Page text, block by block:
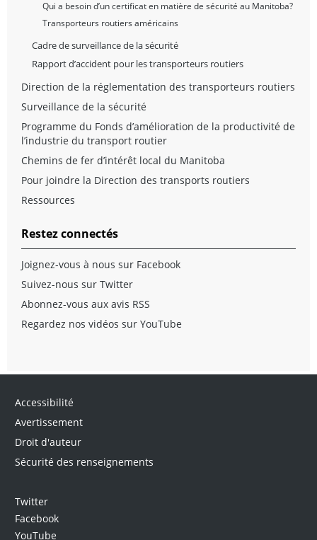
Qui a besoin d’un certificat en matière de sécurité au Manitoba?
Transporteurs routiers américains
Cadre de surveillance de la sécurité
Rapport d’accident pour les transporteurs routiers
Direction de la réglementation des transporteurs routiers
Surveillance de la sécurité
Programme du Fonds d’amélioration de la productivité de
l’industrie du transport routier
Chemins de fer d’intérêt local du Manitoba
Pour joindre la Direction des transports routiers
Ressources
Restez connectés
Joignez-vous à nous sur Facebook
Suivez-nous sur Twitter
Abonnez-vous aux avis RSS
Regardez nos vidéos sur YouTube
Accessibilité
Avertissement
Droit d'auteur
Sécurité des renseignements
Twitter
Facebook
YouTube